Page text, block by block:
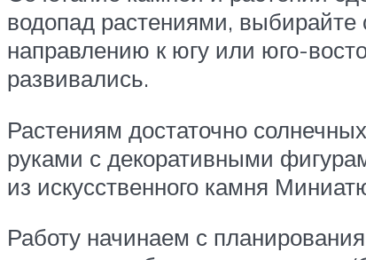
водопад растениями, выбирайте
направлению к югу или юго-
развивались.
Растениям достаточно
руками с декоративными
из искусственного камня
Работу начинаем с